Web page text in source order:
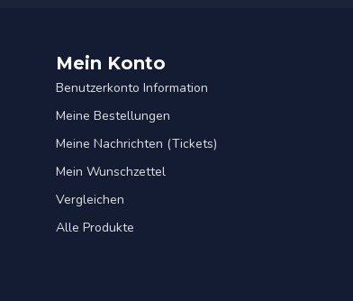
Mein Konto
Benutzerkonto Information
Meine Bestellungen
Meine Nachrichten (Tickets)
Mein Wunschzettel
Vergleichen
Alle Produkte